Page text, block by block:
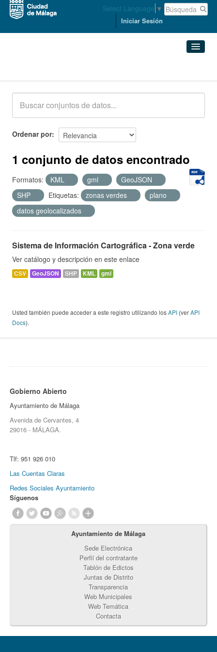
Select Language ▼
Iniciar Sesión
Acerca de
Ordenar por
1 conjunto de datos encontrado
Formatos: KML gml
GeoJSON
SHP
Etiquetas: zonas verdes
plano
datos geolocalizados
Sistema de Información Cartográfica - Zona verde
Ver catálogo y descripción en este enlace
CSV GeoJSON SHP KML gml
Usted también puede acceder a este registro utilizando losAPI (verAPI
Docs).
Gobierno Abierto
Ayuntamiento de Málaga
Avenida de Cervantes, 4
29016 - MÁLAGA.
Tlf: 951 926 010
Las Cuentas Claras
Redes Sociales Ayuntamiento
Síguenos
Ayuntamiento de Málaga
Sede Electrónica
Perfil del contratante
Tablón de Edictos
Juntas de Distrito
Transparencia
Web Municipales
Web Temática
Contacta